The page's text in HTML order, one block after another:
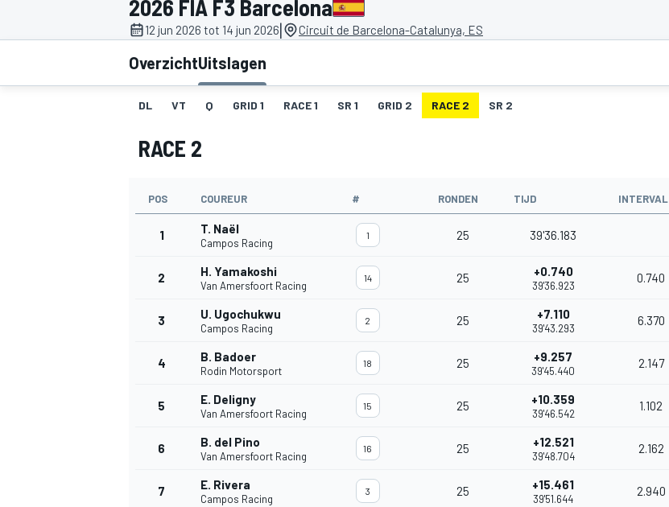
2026 FIA F3 Barcelona
12 jun 2026 tot 14 jun 2026| Circuit de Barcelona-Catalunya, ES
OverzichtUitslagen
DL VT Q GRID 1 RACE 1 SR 1 GRID 2 RACE 2 SR 2
RACE 2
POS COUREUR # RONDEN TIJD INTERVAL
1 T. Naël
Campos Racing
1 25 39'36.183
2 H. Yamakoshi
Van Amersfoort Racing
14 25 +0.740
39'36.923
0.740
3 U. Ugochukwu
Campos Racing
2 25 +7.110
39'43.293
6.370
4 B. Badoer
Rodin Motorsport
18 25 +9.257
39'45.440
2.147
5 E. Deligny
Van Amersfoort Racing
15 25 +10.359
39'46.542
1.102
6 B. del Pino
Van Amersfoort Racing
16 25 +12.521
39'48.704
2.162
7 E. Rivera
Campos Racing
3 25 +15.461
39'51.644
2.940